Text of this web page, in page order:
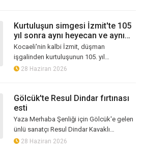
Kurtuluşun simgesi İzmit'te 105
yıl sonra aynı heyecan ve aynı
gururla
Kocaeli'nin kalbi İzmit, düşman
işgalinden kurtuluşunun 105. yıl
dönümünü büyük bir gurur ve coşkuyla
28 Haziran 2026
Gölcük'te Resul Dindar fırtınası
esti
Yaza Merhaba Şenliği için Gölcük'e gelen
ünlü sanatçı Resul Dindar Kavaklı
Sahili'nde dinleyicilerini mest etti.
28 Haziran 2026